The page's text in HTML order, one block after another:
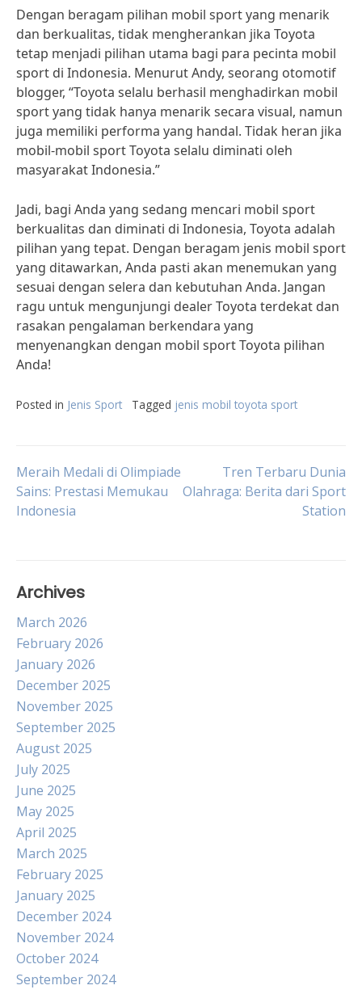
Dengan beragam pilihan mobil sport yang menarik
dan berkualitas, tidak mengherankan jika Toyota
tetap menjadi pilihan utama bagi para pecinta mobil
sport di Indonesia. Menurut Andy, seorang otomotif
blogger, “Toyota selalu berhasil menghadirkan mobil
sport yang tidak hanya menarik secara visual, namun
juga memiliki performa yang handal. Tidak heran jika
mobil-mobil sport Toyota selalu diminati oleh
masyarakat Indonesia.”
Jadi, bagi Anda yang sedang mencari mobil sport
berkualitas dan diminati di Indonesia, Toyota adalah
pilihan yang tepat. Dengan beragam jenis mobil sport
yang ditawarkan, Anda pasti akan menemukan yang
sesuai dengan selera dan kebutuhan Anda. Jangan
ragu untuk mengunjungi dealer Toyota terdekat dan
rasakan pengalaman berkendara yang
menyenangkan dengan mobil sport Toyota pilihan
Anda!
Posted in Jenis Sport Tagged jenis mobil toyota sport
Post
navigation
Meraih Medali di Olimpiade
Sains: Prestasi Memukau
Indonesia
Tren Terbaru Dunia
Olahraga: Berita dari Sport
Station
Archives
March 2026
February 2026
January 2026
December 2025
November 2025
September 2025
August 2025
July 2025
June 2025
May 2025
April 2025
March 2025
February 2025
January 2025
December 2024
November 2024
October 2024
September 2024